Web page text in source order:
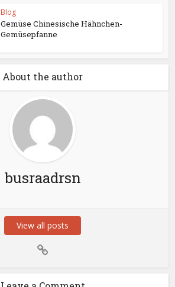
Blog
Gemüse Chinesische Hähnchen-
Gemüsepfanne
About the author
busraadrsn
View all posts